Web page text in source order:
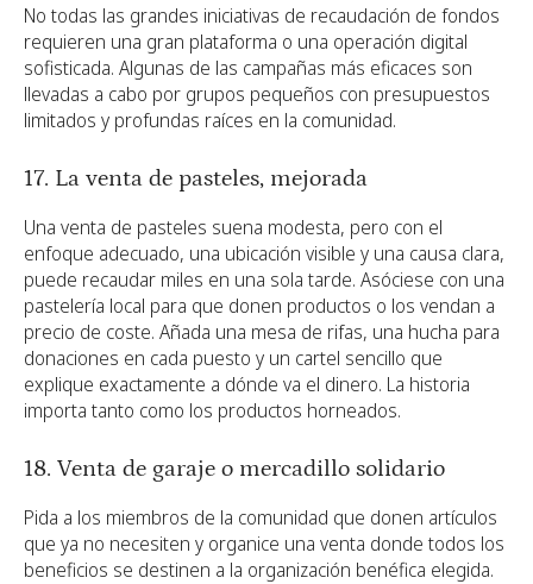
No todas las grandes iniciativas de recaudación de fondos
requieren una gran plataforma o una operación digital
sofisticada. Algunas de las campañas más eficaces son
llevadas a cabo por grupos pequeños con presupuestos
limitados y profundas raíces en la comunidad.
17. La venta de pasteles, mejorada
Una venta de pasteles suena modesta, pero con el
enfoque adecuado, una ubicación visible y una causa clara,
puede recaudar miles en una sola tarde. Asóciese con una
pastelería local para que donen productos o los vendan a
precio de coste. Añada una mesa de rifas, una hucha para
donaciones en cada puesto y un cartel sencillo que
explique exactamente a dónde va el dinero. La historia
importa tanto como los productos horneados.
18. Venta de garaje o mercadillo solidario
Pida a los miembros de la comunidad que donen artículos
que ya no necesiten y organice una venta donde todos los
beneficios se destinen a la organización benéfica elegida.